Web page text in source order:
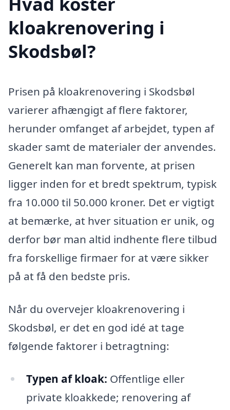
kloakrenovering i
Skodsbøl?
Prisen på kloakrenovering i Skodsbøl
varierer afhængigt af flere faktorer,
herunder omfanget af arbejdet, typen af
skader samt de materialer der anvendes.
Generelt kan man forvente, at prisen
ligger inden for et bredt spektrum, typisk
fra 10.000 til 50.000 kroner. Det er vigtigt
at bemærke, at hver situation er unik, og
derfor bør man altid indhente flere tilbud
fra forskellige firmaer for at være sikker
på at få den bedste pris.
Når du overvejer kloakrenovering i
Skodsbøl, er det en god idé at tage
følgende faktorer i betragtning:
Typen af kloak: Offentlige eller
private kloakkede; renovering af